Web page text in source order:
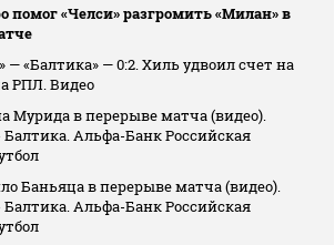
помог «Челси» разгромить «Милан» в
— «Балтика» — 0:2. Хиль удвоил счет на
РПЛ. Видео
Мурида в перерыве матча (видео).
Альфа-Банк Российская
Баньяца в перерыве матча (видео).
Альфа-Банк Российская